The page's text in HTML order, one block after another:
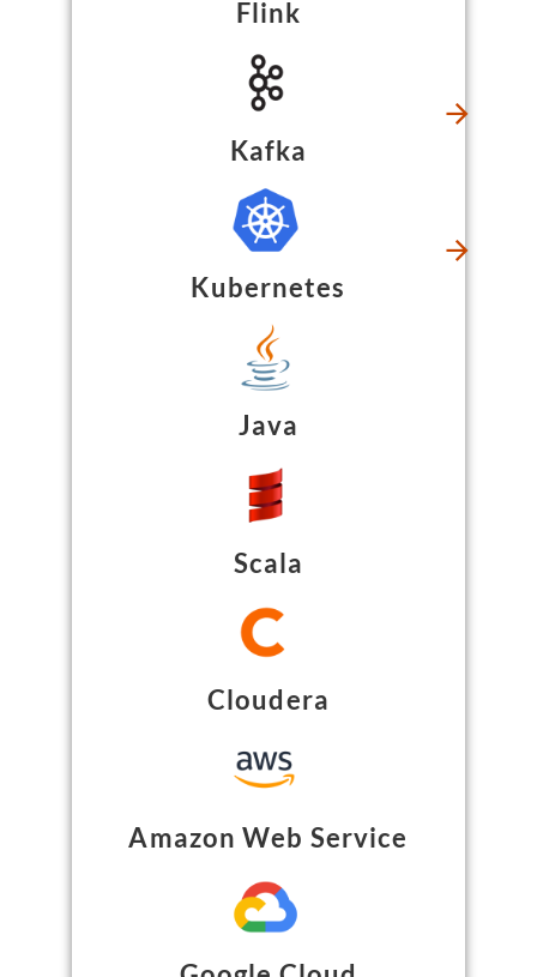
Flink
Kafka
Kubernetes
Java
Scala
Cloudera
Amazon Web Service